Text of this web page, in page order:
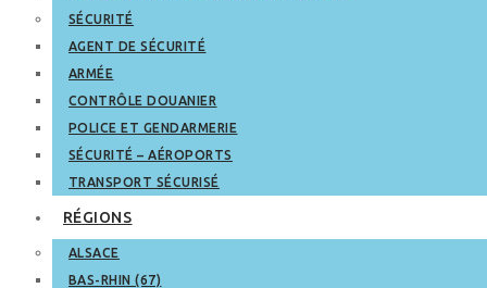
SÉCURITÉ
AGENT DE SÉCURITÉ
ARMÉE
CONTRÔLE DOUANIER
POLICE ET GENDARMERIE
SÉCURITÉ – AÉROPORTS
TRANSPORT SÉCURISÉ
RÉGIONS
ALSACE
BAS-RHIN (67)